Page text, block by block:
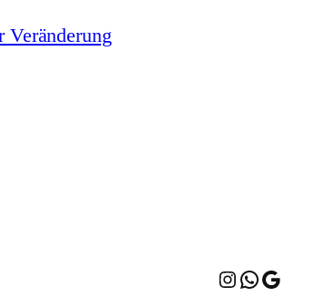
Veränderung
Instagram
WhatsApp
Google Maps